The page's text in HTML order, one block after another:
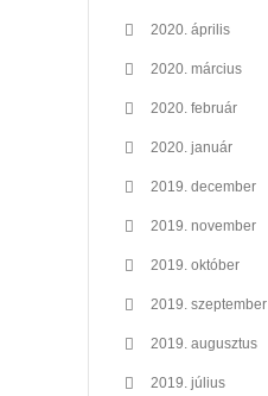
2020. április
2020. március
2020. február
2020. január
2019. december
2019. november
2019. október
2019. szeptember
2019. augusztus
2019. július